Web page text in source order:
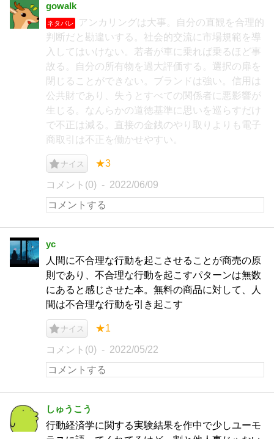
gowalk
ネタバレ
アンカリングは大事。自分の直観を合理的
判断だと勘違いする。社会的交流に市場規範を導
入してはいけない。若者が車に乗れば乗るほど事
故る。自分の所有物を過大評価する。選択の扉を
閉じることができない。ブランドは強い。信用は
公共財であり、失うとすべての関係者に悪影響が
生じる。なんらかの道徳基準に思いを巡らすだけ
で不正は減る。直接の金銭のやり取りよりも電子
商取引は不正を働かせやすい。
ナイス ★3
コメント(0) 2022/06/09
yc
人間に不合理な行動を起こさせることが商売の原
則であり、不合理な行動を起こすパターンは無数
にあると感じさせた本。無料の商品に対して、人
間は不合理な行動を引き起こす
ナイス ★1
コメント(0) 2022/05/22
しゅうこう
行動経済学に関する実験結果を作中で少しユーモ